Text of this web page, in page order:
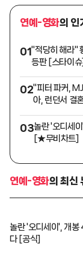
연예-영화의 인
01"적당히 해라"
등판 [스타이슈]
02"피터 파커,
아, 런던서 결
03놀란 '오디세
[★무비차트]
연예-영화의 최신
놀란 '오디세이', 개
다 [공식]